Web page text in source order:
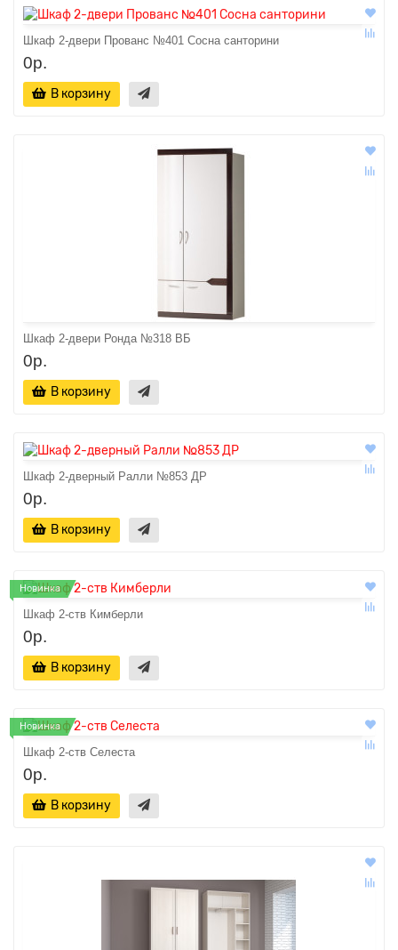
Шкаф 2-двери Прованс №401 Сосна санторини
0р.
В корзину
Шкаф 2-двери Ронда №318 ВБ
0р.
В корзину
Шкаф 2-дверный Ралли №853 ДР
0р.
В корзину
Новинка
Шкаф 2-ств Кимберли
0р.
В корзину
Новинка
Шкаф 2-ств Селеста
0р.
В корзину